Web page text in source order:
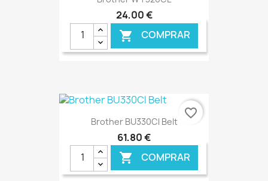
24,00 €
 COMPRAR
Brother BU330Cl Belt
61,80 €
 COMPRAR
favorite_border